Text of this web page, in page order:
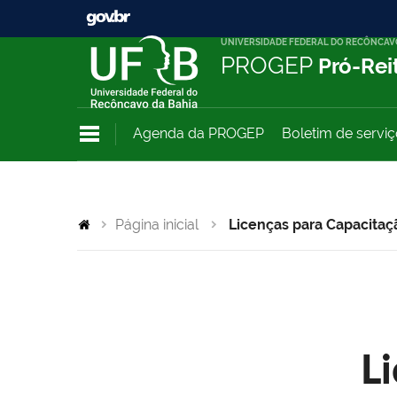
UNIVERSIDADE FEDERAL DO
PROGEP Pró-
Agenda da PROGEP Boletim de
Página inicial Licenças para